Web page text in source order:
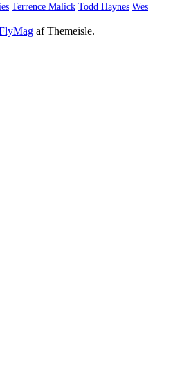
Terrence Malick Todd Haynes Wes
af Themeisle.